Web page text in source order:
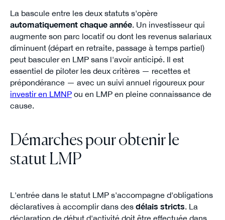
La bascule entre les deux statuts s'opère
automatiquement chaque année. Un investisseur qui
augmente son parc locatif ou dont les revenus salariaux
diminuent (départ en retraite, passage à temps partiel)
peut basculer en LMP sans l'avoir anticipé. Il est
essentiel de piloter les deux critères — recettes et
prépondérance — avec un suivi annuel rigoureux pour
investir en LMNPou en LMP en pleine connaissance de
cause.
Démarches pour obtenir le
statut LMP
L'entrée dans le statut LMP s'accompagne d'obligations
déclaratives à accomplir dans des délais stricts. La
déclaration de début d'activité doit être effectuée dans